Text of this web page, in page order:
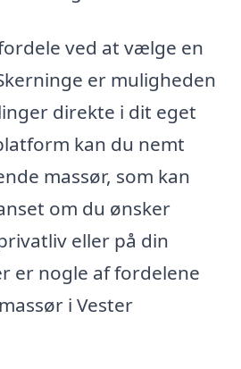
ved at vælge en
er muligheden
direkte i dit eget
kan du nemt
massør, som kan
om du ønsker
eller på din
er nogle af fordelene
i Vester